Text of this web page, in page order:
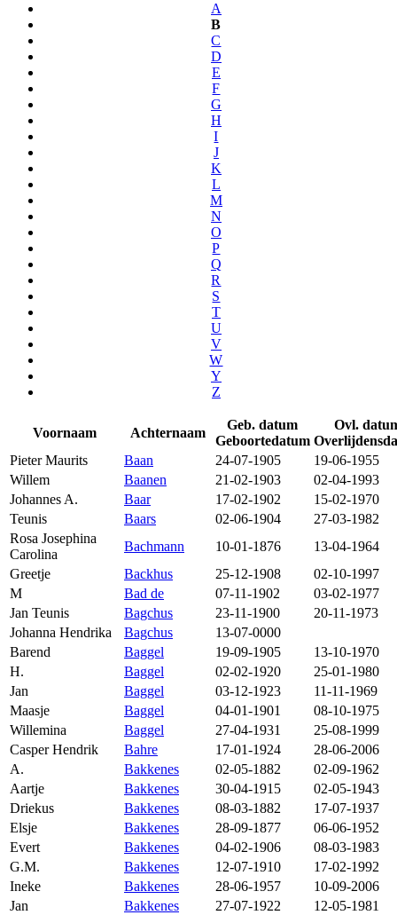
A
B
C
D
E
F
G
H
I
J
K
L
M
N
O
P
Q
R
S
T
U
V
W
Y
Z
Voornaam Achternaam
Geb. datum
Geboortedatum
Ovl.
Pieter Maurits
Baan 24-07-1905
19-06-1955
Willem
Baanen 21-02-1903
02-04-1993
Johannes A.
Baar 17-02-1902
15-02-1970
Teunis
Baars 02-06-1904
27-03-1982
Rosa Josephina
Carolina
Bachmann 10-01-1876
13-04-1964
Greetje
Backhus 25-12-1908
02-10-1997
M
Bad de 07-11-1902
03-02-1977
Jan Teunis
Bagchus 23-11-1900
20-11-1973
Johanna Hendrika
Bagchus
13-07-0000
Barend
Baggel 19-09-1905
13-10-1970
H.
Baggel 02-02-1920
25-01-1980
Jan
Baggel 03-12-1923
11-11-1969
Maasje
Baggel 04-01-1901
08-10-1975
Willemina
Baggel 27-04-1931
25-08-1999
Casper Hendrik
Bahre 17-01-1924
28-06-2006
A.
Bakkenes 02-05-1882
02-09-1962
Aartje
Bakkenes 30-04-1915
02-05-1943
Driekus
Bakkenes 08-03-1882
17-07-1937
Elsje
Bakkenes 28-09-1877
06-06-1952
Evert
Bakkenes 04-02-1906
08-03-1983
G.M.
Bakkenes 12-07-1910
17-02-1992
Ineke
Bakkenes 28-06-1957
10-09-2006
Jan
Bakkenes 27-07-1922
12-05-1981